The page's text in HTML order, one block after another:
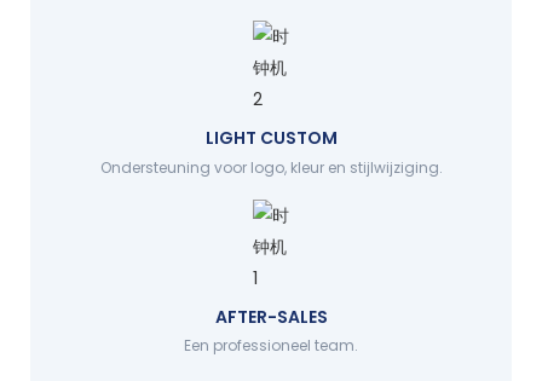
LIGHT CUSTOM
Ondersteuning voor logo, kleur en stijlwijziging.
AFTER-SALES
Een professioneel team.